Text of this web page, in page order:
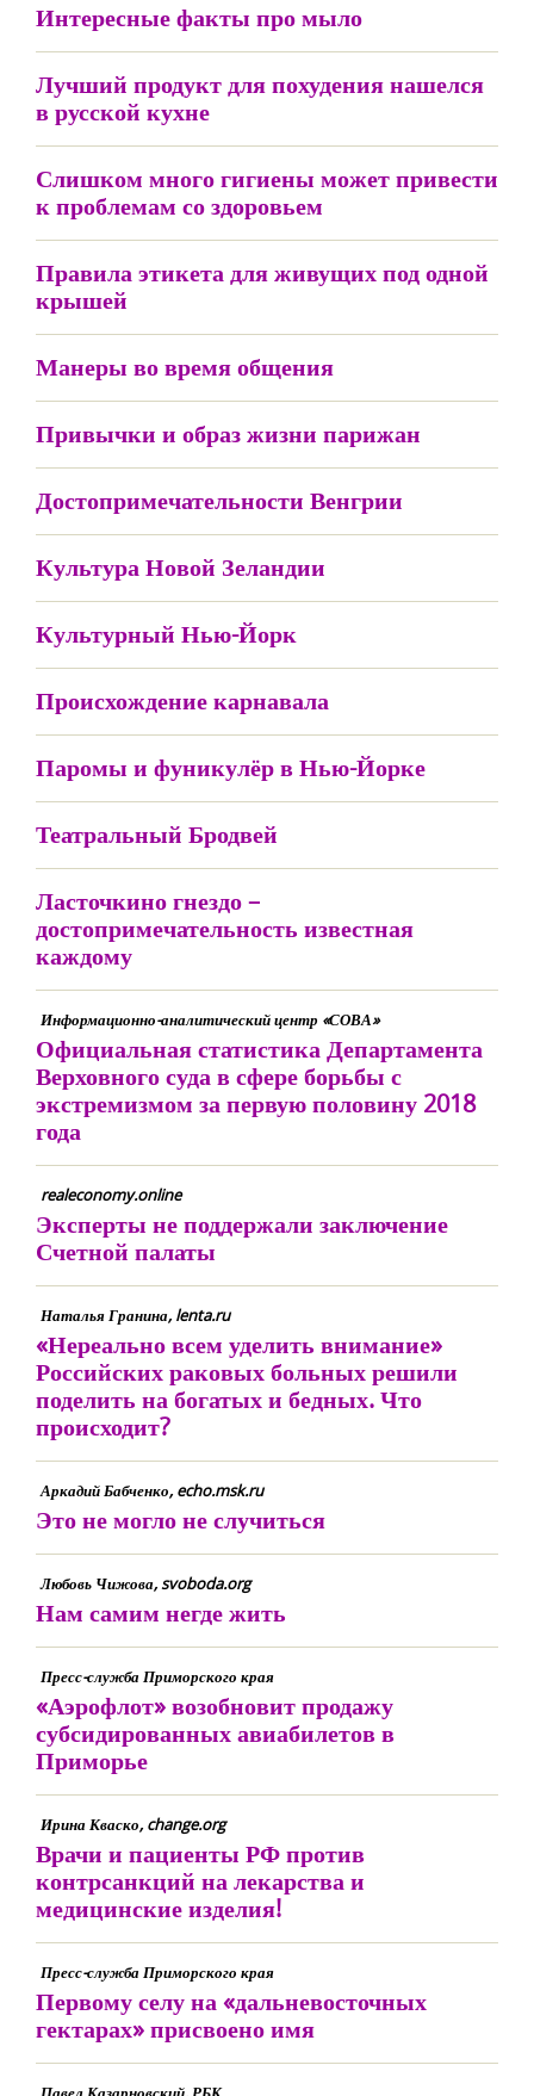
Интересные факты про мыло
Лучший продукт для похудения нашелся
в русской кухне
Слишком много гигиены может привести
к проблемам со здоровьем
Правила этикета для живущих под одной
крышей
Манеры во время общения
Привычки и образ жизни парижан
Достопримечательности Венгрии
Культура Новой Зеландии
Культурный Нью-Йорк
Происхождение карнавала
Паромы и фуникулёр в Нью-Йорке
Театральный Бродвей
Ласточкино гнездо –
достопримечательность известная
каждому
Информационно-аналитический центр «СОВА»
Официальная статистика Департамента
Верховного суда в сфере борьбы с
экстремизмом за первую половину 2018
года
realeconomy.online
Эксперты не поддержали заключение
Счетной палаты
Наталья Гранина, lenta.ru
«Нереально всем уделить внимание»
Российских раковых больных решили
поделить на богатых и бедных. Что
происходит?
Аркадий Бабченко, echo.msk.ru
Это не могло не случиться
Любовь Чижова, svoboda.org
Нам самим негде жить
Пресс-служба Приморского края
«Аэрофлот» возобновит продажу
субсидированных авиабилетов в
Приморье
Ирина Кваско, change.org
Врачи и пациенты РФ против
контрсанкций на лекарства и
медицинские изделия!
Пресс-служба Приморского края
Первому селу на «дальневосточных
гектарах» присвоено имя